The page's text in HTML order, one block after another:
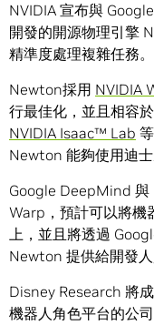
NVIDIA 宣布與
開發的開源物理引擎
精準度處理複雜任務。
Newton採用 NVIDIA
行最佳化，並且相容
NVIDIA Isaac™ Lab
Newton 能夠使用迪士
Google DeepMind 與
Warp，預計可以將機
上，並且將透過
Newton 提供給開發人
Disney Research 將
機器人角色平台的公